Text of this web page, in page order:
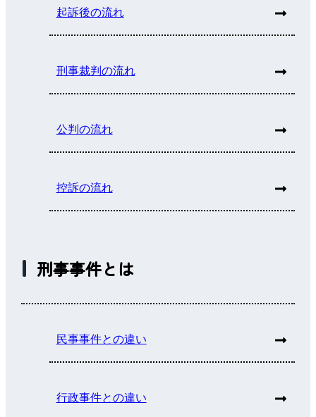
起訴後の流れ
刑事裁判の流れ
公判の流れ
控訴の流れ
刑事事件とは
民事事件との違い
行政事件との違い